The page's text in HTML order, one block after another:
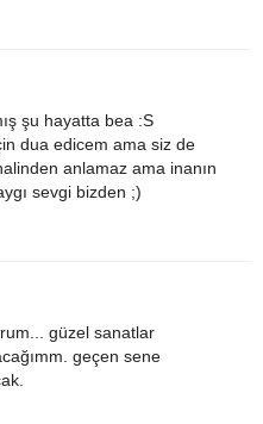
şu hayatta bea :S
dua edicem ama siz de
anlamaz ama inanın
sevgi bizden ;)
güzel sanatlar
geçen sene